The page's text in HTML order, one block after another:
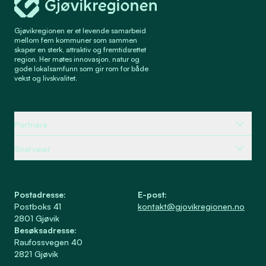
Gjøvikregionen er et levende samarbeid
mellom fem kommuner som sammen
skaper en sterk, attraktiv og fremtidsrettet
region. Her møtes innovasjon, natur og
gode lokalsamfunn som gir rom for både
vekst og livskvalitet.
Partnere
Snarveier
Postadresse:
Postboks 41
2801 Gjøvik
Besøksadresse:
Raufossvegen 40
2821 Gjøvik
E-post:
kontakt@gjovikregionen.no